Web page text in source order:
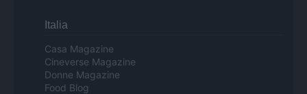
Italia
Casa Magazine
Cineverse Magazine
Donne Magazine
Food Blog